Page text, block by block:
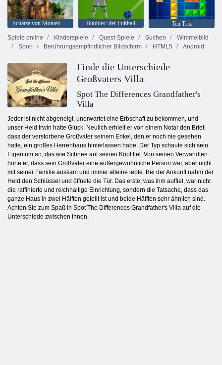
Schätze von Montezuma 2 Bubbles: der Fußball
Ten Trix
Spiele online
Kinderspiele Quest-Spiele Suchen
Wimmelbild
Spot-
Berührungsempfindlicher Bildschirm HTML5 Android
Finde die Unterschiede
Großvaters Villa
Spot The Differences Grandfather's
Villa
Jeder ist nicht abgeneigt, unerwartet eine Erbschaft zu bekommen, und
unser Held Irwin hatte Glück. Neulich erhielt er von einem Notar den Brief,
dass der verstorbene Großvater seinem Enkel, den er noch nie gesehen
hatte, ein großes Herrenhaus hinterlassen habe. Der Typ schaute sich sein
Eigentum an, das wie Schnee auf seinen Kopf fiel. Von seinen Verwandten
hörte er, dass sein Großvater eine außergewöhnliche Person war, aber nicht
mit seiner Familie auskam und immer alleine lebte. Bei der Ankunft nahm der
Held den Schlüssel und öffnete die Tür. Das erste, was ihm auffiel, war nicht
die raffinierte und reichhaltige Einrichtung, sondern die Tatsache, dass das
ganze Haus in zwei Hälften geteilt ist und beide Hälften sehr ähnlich sind.
Achten Sie zum Spaß in Spot The Differences Grandfather's Villa auf die
Unterschiede zwischen ihnen.